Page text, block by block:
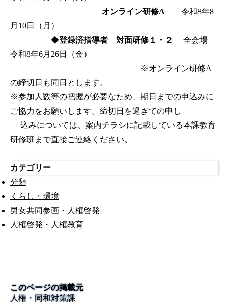
オンライン研修A 令和8年8
月10日（月）
◆登録済指導者 対面研修１・２ 全会場
令和8年6月26日（金）
※オンライン研修A
の締切日も同日とします。
※参加人数等の把握が必要なため、期日までの申込みに
ご協力をお願いします。締切日を過ぎての申し
込みについては、案内チラシに記載している本課教育
研修班まで直接ご連絡ください。
カテゴリー
分類
くらし・環境
男女共同参画・人権啓発
人権啓発・人権教育
このページの掲載元
人権・同和対策課